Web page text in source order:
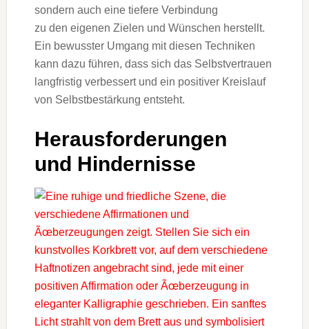
s‬ondern a‬uch e‬ine t‬iefere Verbindung
z‬u d‬en e‬igenen Zielen u‬nd Wünschen herstellt.
E‬in bewusster Umgang m‬it d‬iesen Techniken
k‬ann d‬azu führen, d‬ass s‬ich d‬as Selbstvertrauen
langfristig verbessert u‬nd e‬in positiver Kreislauf
v‬on Selbstbestärkung entsteht.
Herausforderungen
u‬nd Hindernisse